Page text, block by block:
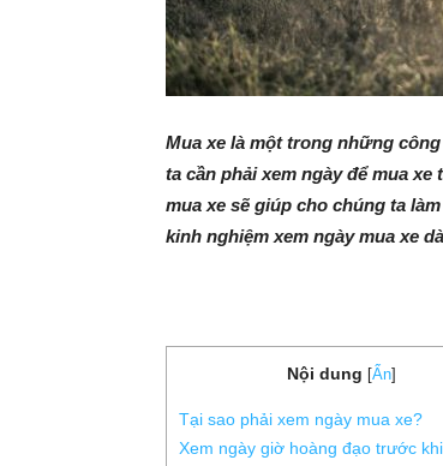
Mua xe là một trong những
ta cần phải xem ngày để mua
mua xe sẽ giúp cho chúng ta
kinh nghiệm xem ngày mua xe
Nội dung [Ẩn]
Tại sao phải xem ngày mua xe?
Xem ngày giờ hoàng đạo trước